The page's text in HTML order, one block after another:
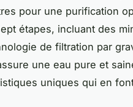
pour une purification
étapes, incluant des
de filtration par
une eau pure et
uniques qui en